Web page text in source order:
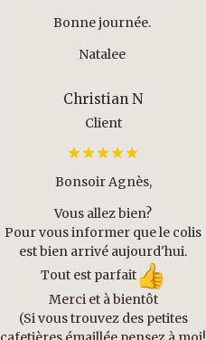
Bonne journée.
Natalee
Christian N
Client
Bonsoir Agnès,
Vous allez bien?
Pour vous informer que le colis
est bien arrivé aujourd'hui.
Tout est parfait
Merci et à bientôt
(Si vous trouvez des petites